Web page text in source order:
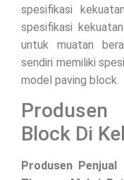
spesifikasi
spesifikasi
untuk muatan
sendiri memiliki
model paving block.
Block Di
Produsen